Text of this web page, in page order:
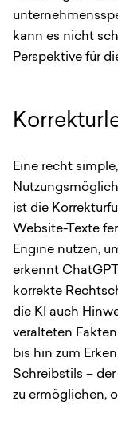
kann es nicht
Perspektive für
Eine recht
ist die
Website-Texte
Engine nutzen,
erkennt
korrekte
die KI auch
veralteten
bis hin zum
Schreibstils –
zu ermöglichen,